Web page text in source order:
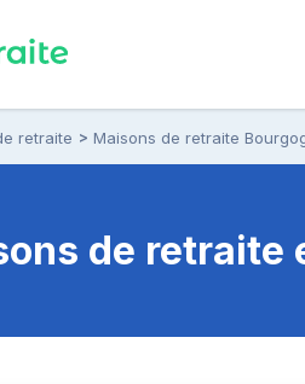
retraite Maisons de retraite
de retraite